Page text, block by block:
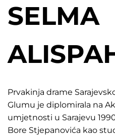
SELMA
Prvakinja drame
Glumu je diplomirala na
umjetnosti u Sarajevu
Bore Stjepanovića kao